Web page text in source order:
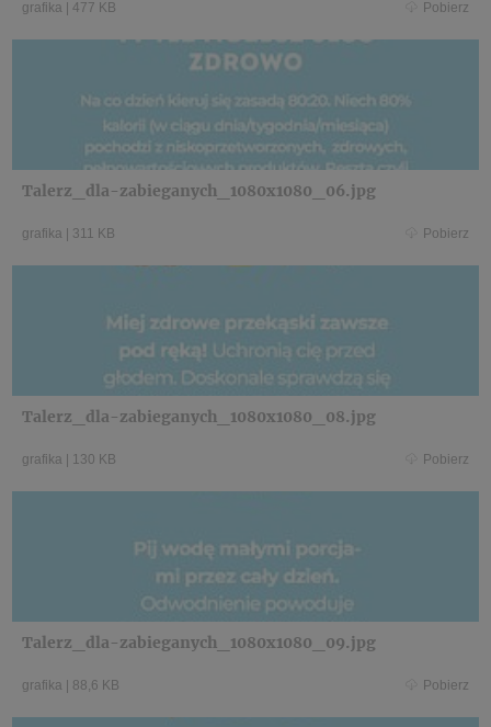
grafika 477 KB Pobierz
Talerz_dla-zabieganych_1080x1080_06.jpg
grafika 311 KB Pobierz
Talerz_dla-zabieganych_1080x1080_08.jpg
grafika 130 KB Pobierz
Talerz_dla-zabieganych_1080x1080_09.jpg
grafika 88,6 KB Pobierz